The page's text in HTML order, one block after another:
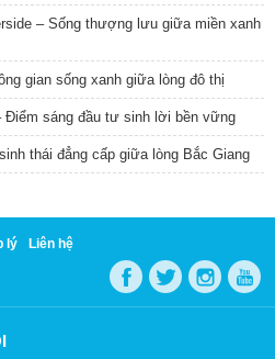
– Sống thượng lưu giữa miền xanh
gian sống xanh giữa lòng đô thị
Điểm sáng đầu tư sinh lời bền vững
thái đẳng cấp giữa lòng Bắc Giang
lý Liên hệ